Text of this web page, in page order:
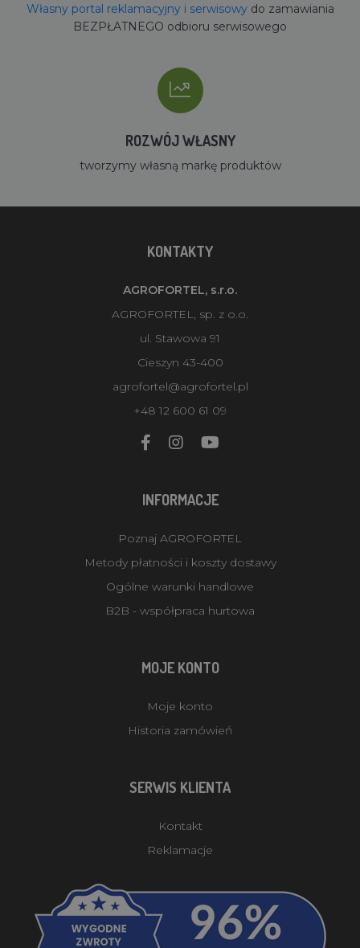
Własny portal reklamacyjny i serwisowydo zamawiania
BEZPŁATNEGO odbioru serwisowego
ROZWÓJ WŁASNY
tworzymy własną markę produktów
KONTAKTY
AGROFORTEL, s.r.o.
AGROFORTEL, sp. z o.o.
ul. Stawowa 91
Cieszyn 43-400
agrofortel@agrofortel.pl
+48 12 600 61 09
INFORMACJE
Poznaj AGROFORTEL
Metody płatności i koszty dostawy
Ogólne warunki handlowe
B2B - współpraca hurtowa
MOJE KONTO
Moje konto
Historia zamówień
SERWIS KLIENTA
Kontakt
Reklamacje